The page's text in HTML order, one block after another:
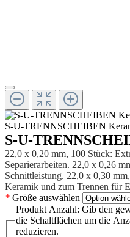
S-U-TRENNSCHEIBEN
S-U-
22,0 x 0,20 mm, 100 Stück:
Separierarbeiten. 22,0 x 0,26
Schnittleistung. 22,0 x 0,30
Keramik und zum Trennen für
* Größe auswählen
Produkt Anzahl: Gib den
die Schaltflächen um die
reduzieren.